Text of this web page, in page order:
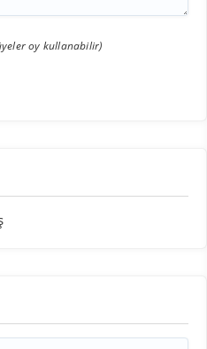
oy kullanabilir)